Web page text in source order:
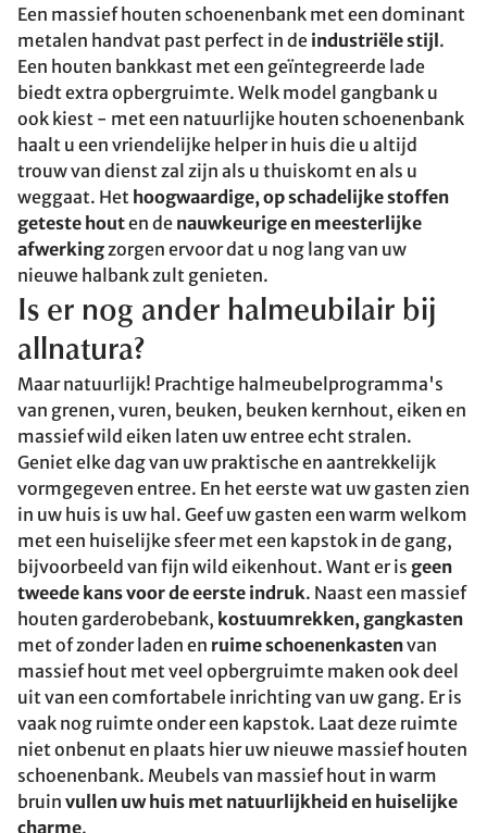
Een massief houten schoenenbank met een dominant
metalen handvat past perfect in de industriële stijl .
Een houten bankkast met een geïntegreerde lade
biedt extra opbergruimte. Welk model gangbank u
ook kiest - met een natuurlijke houten schoenenbank
haalt u een vriendelijke helper in huis die u altijd
trouw van dienst zal zijn als u thuiskomt en als u
weggaat. Het hoogwaardige, op schadelijke stoffen
geteste houten de nauwkeurige en meesterlijke
afwerkingzorgen ervoor dat u nog lang van uw
nieuwe halbank zult genieten.
Is er nog ander halmeubilair bij
allnatura?
Maar natuurlijk! Prachtige halmeubelprogramma's
van grenen, vuren, beuken, beuken kernhout, eiken en
massief wild eiken laten uw entree echt stralen.
Geniet elke dag van uw praktische en aantrekkelijk
vormgegeven entree. En het eerste wat uw gasten zien
in uw huis is uw hal. Geef uw gasten een warm welkom
met een huiselijke sfeer met een kapstok in de gang,
bijvoorbeeld van fijn wild eikenhout. Want er is geen
tweede kans voor de eerste indruk. Naast een massief
houten garderobebank, kostuumrekken, gangkasten
met of zonder laden en ruime schoenenkastenvan
massief hout met veel opbergruimte maken ook deel
uit van een comfortabele inrichting van uw gang. Er is
vaak nog ruimte onder een kapstok. Laat deze ruimte
niet onbenut en plaats hier uw nieuwe massief houten
schoenenbank. Meubels van massief hout in warm
bruin vullen uw huis met natuurlijkheid en huiselijke
charme.